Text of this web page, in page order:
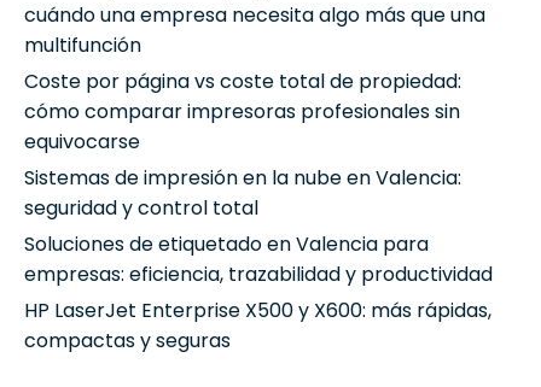
cuándo una empresa necesita algo más que una
multifunción
Coste por página vs coste total de propiedad:
cómo comparar impresoras profesionales sin
equivocarse
Sistemas de impresión en la nube en Valencia:
seguridad y control total
Soluciones de etiquetado en Valencia para
empresas: eficiencia, trazabilidad y productividad
HP LaserJet Enterprise X500 y X600: más rápidas,
compactas y seguras